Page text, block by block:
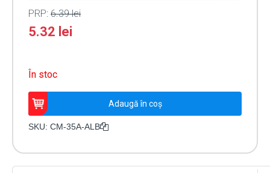
PRP: 6.39lei
5.32 lei
În stoc
Cantitate
Contact
magnetic
Adaugă în coș
SKU: CM-35A-ALB